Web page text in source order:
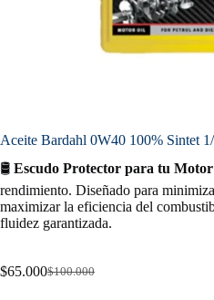
Aceite Bardahl 0W40 100% Sintet
🛢️ Escudo Protector para tu
rendimiento. Diseñado para
maximizar la eficiencia del
fluidez garantizada.
$100.000
Original
$65.000Current